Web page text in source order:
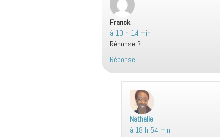
Franckdit :
à 10 h 14 min
Réponse B
Réponse
Nathalie
i
à 18 h 54 min